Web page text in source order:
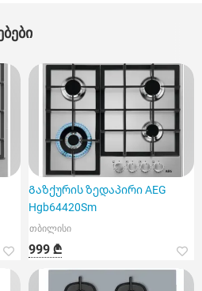
Გაზქურის ზედაპირი AEG
Hgb64420Sm
თბილისი
999 ₾